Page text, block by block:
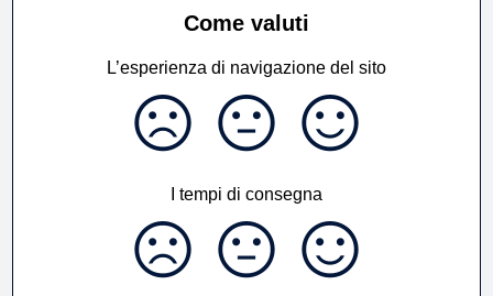
Come valuti
L’esperienza di navigazione del sito
I tempi di consegna